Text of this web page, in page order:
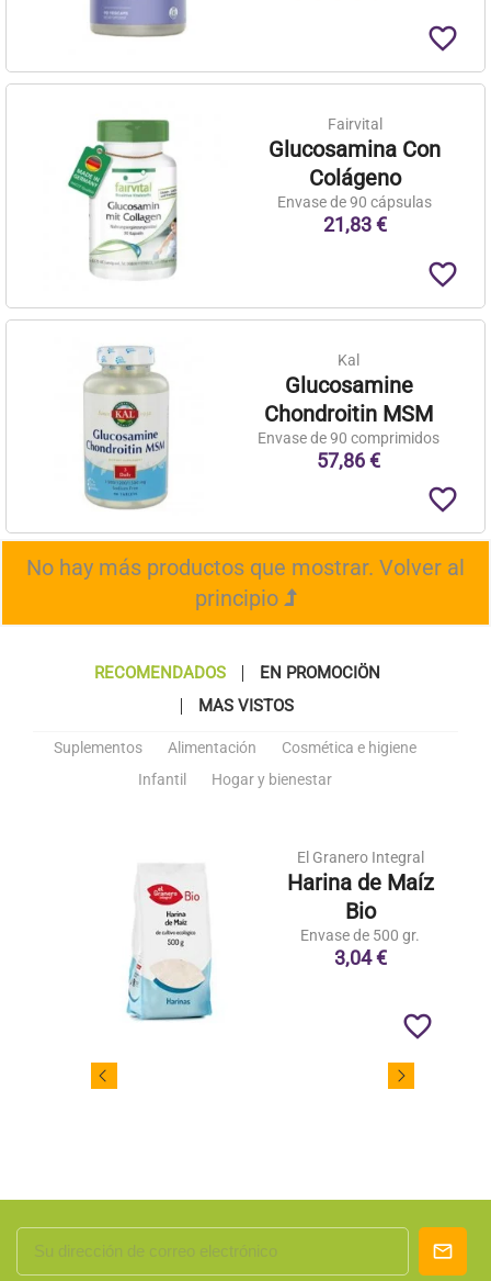
favorite_border
Fairvital
Glucosamina Con
Colágeno
Envase de 90 cápsulas
21,83 €
favorite_border
Kal
Glucosamine
Chondroitin MSM
Envase de 90 comprimidos
57,86 €
favorite_border
No hay más productos que mostrar. Volver al
principio
RECOMENDADOS
EN PROMOCIÖN
MAS VISTOS
Suplementos Alimentación
Cosmética e higiene
Infantil
Hogar y bienestar
El Granero Integral
Harina de Maíz
Bio
Envase de 500 gr.
3,04 €
favorite_border